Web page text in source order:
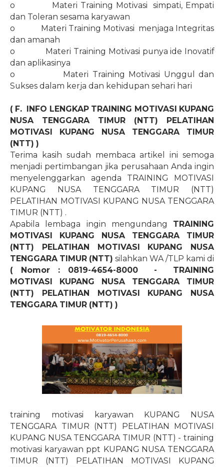
o
Materi Training Motivasi
simpati, Empati
dan Toleran sesama karyawan
o
Materi Training Motivasi menjaga Integritas
dan amanah
o
Materi Training Motivasi punya ide Inovatif
dan aplikasinya
o
Materi Training Motivasi Unggul dan
Sukses dalam kerja dan kehidupan sehari hari
( F. INFO LENGKAP TRAINING MOTIVASI KUPANG
NUSA TENGGARA TIMUR (NTT) PELATIHAN
MOTIVASI KUPANG NUSA TENGGARA TIMUR
(NTT) )
Terima kasih sudah membaca artikel ini semoga
menjadi pertimbangan jika perusahaan Anda ingin
menyelenggarkan agenda TRAINING MOTIVASI
KUPANG NUSA TENGGARA TIMUR (NTT)
PELATIHAN MOTIVASI KUPANG NUSA TENGGARA
TIMUR (NTT) .
Apabila lembaga ingin mengundang TRAINING
MOTIVASI KUPANG NUSA TENGGARA TIMUR
(NTT) PELATIHAN MOTIVASI KUPANG NUSA
TENGGARA TIMUR (NTT) silahkan WA /TLP kami di
( Nomor : 0819-4654-8000
-
TRAINING
MOTIVASI KUPANG NUSA TENGGARA TIMUR
(NTT) PELATIHAN MOTIVASI KUPANG NUSA
TENGGARA TIMUR (NTT) )
training motivasi karyawan KUPANG NUSA
TENGGARA TIMUR (NTT) PELATIHAN MOTIVASI
KUPANG NUSA TENGGARA TIMUR (NTT) - training
motivasi karyawan ppt KUPANG NUSA TENGGARA
TIMUR (NTT) PELATIHAN MOTIVASI KUPANG